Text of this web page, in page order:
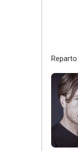
Reparto